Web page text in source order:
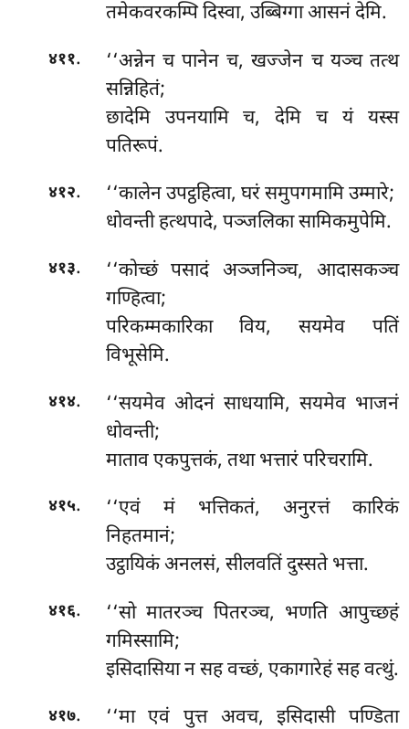
तमेकवरकम्पि दिस्वा, उब्बिग्गा आसनं देमि.
४११. ‘‘अन्नेन च पानेन च, खज्जेन च यञ्च तत्थ
सन्निहितं;
छादेमि उपनयामि च, देमि च यं यस्स
पतिरूपं.
४१२.
‘‘कालेन उपट्ठहित्वा, घरं समुपगमामि उम्मारे;
धोवन्ती हत्थपादे, पञ्जलिका सामिकमुपेमि.
४१३.
‘‘कोच्छं पसादं अञ्जनिञ्च, आदासकञ्च
गण्हित्वा;
परिकम्मकारिका विय, सयमेव पतिं
विभूसेमि.
४१४.
‘‘सयमेव ओदनं साधयामि, सयमेव भाजनं
धोवन्ती;
माताव एकपुत्तकं, तथा भत्तारं परिचरामि.
४१५. ‘‘एवं मं भत्तिकतं, अनुरत्तं कारिकं
निहतमानं;
उट्ठायिकं अनलसं, सीलवतिं दुस्सते भत्ता.
४१६.
‘‘सो मातरञ्च पितरञ्च, भणति आपुच्छहं
गमिस्सामि;
इसिदासिया न सह वच्छं, एकागारेहं सह वत्थुं.
४१७. ‘‘मा एवं पुत्त अवच, इसिदासी पण्डिता